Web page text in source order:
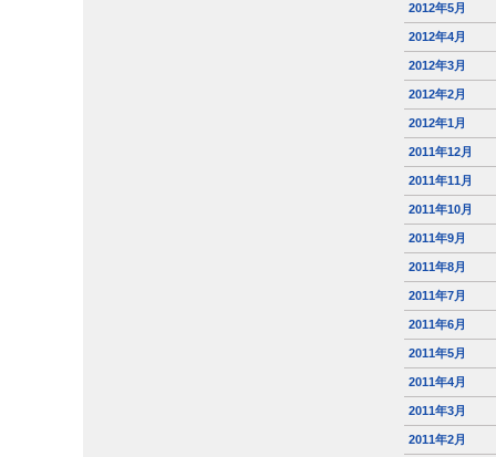
2012年5月
2012年4月
2012年3月
2012年2月
2012年1月
2011年12月
2011年11月
2011年10月
2011年9月
2011年8月
2011年7月
2011年6月
2011年5月
2011年4月
2011年3月
2011年2月